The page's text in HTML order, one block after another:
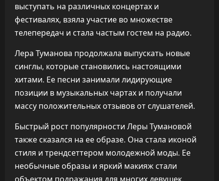
выступать на различных концертах и
фестивалях, взяла участие во множестве
телепередач и стала частым гостем на радио.
Лера Туманова продолжала выпускать новые
синглы, которые становились настоящими
хитами. Ее песни занимали лидирующие
позиции в музыкальных чартах и получали
массу положительных отзывов от слушателей.
Быстрый рост популярности Леры Тумановой
также сказался на ее образе. Она стала иконой
стиля и трендсеттером молодежной моды. Ее
необычные образы и яркий макияж стали